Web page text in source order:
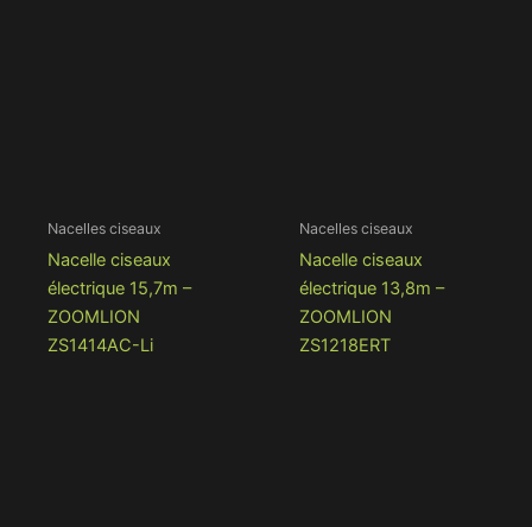
Nacelles ciseaux
Nacelle ciseaux
électrique 15,7m –
ZOOMLION
ZS1414AC-Li
Nacelles ciseaux
Nacelle ciseaux
électrique 13,8m –
ZOOMLION
ZS1218ERT